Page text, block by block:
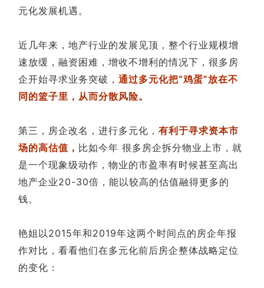
元化发展机遇。
近几年来，地产行业的发展见顶，整个行业规模增
速放缓，融资困难，增收不增利的情况下，很多房
企开始寻求业务突破， 通过多元化把“鸡蛋”放在不
同的篮子里，从而分散风险。
第三，房企改名，进行多元化， 有利于寻求资本市
场的高估值， 比如今年 很多房企拆分物业上市，就
是一个现象级动作，物业的市盈率有时候甚至高出
地产企业20-30倍，能以较高的估值融得更多的
钱。
艳姐以2015年和2019年这两个时间点的房企年报
作对比，看看他们在多元化前后房企整体战略定位
的变化：